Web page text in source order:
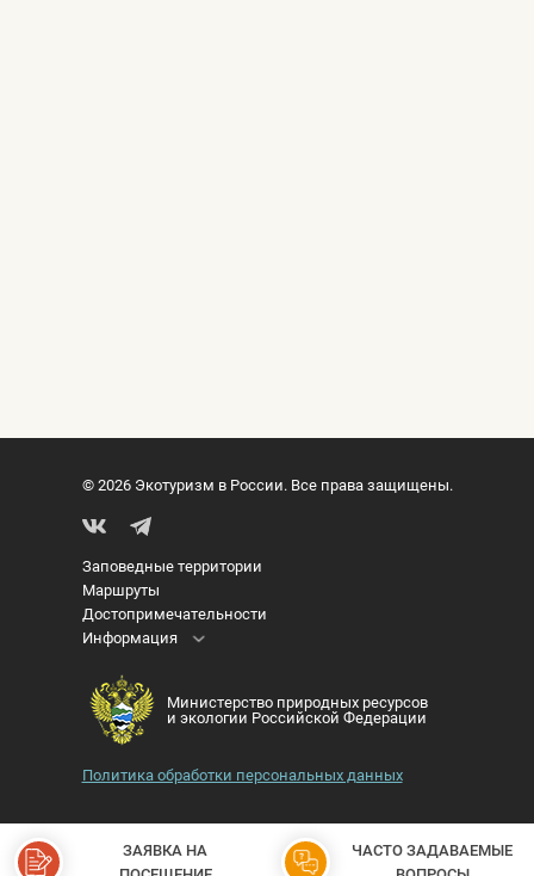
ЗАЯВКА НА
ЧАСТО ЗАДАВАЕМЫЕ
© 2026 Экотуризм в России. Все права защищены.
Заповедные территории
Маршруты
Достопримечательности
Информация
Министерство природных ресурсов
и экологии Российской Федерации
Политика обработки персональных данных